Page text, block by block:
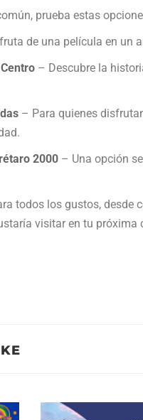
prueba estas
de una película en un
– Descubre la
– Para quienes
2000 – Una opción
todos los gustos, desde
visitar en tu próxima